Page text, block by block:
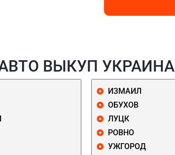
ВЫКУП УКРАИНА
ИЗМАИЛ
ОБУХОВ
ЛУЦК
РОВНО
УЖГОРОД